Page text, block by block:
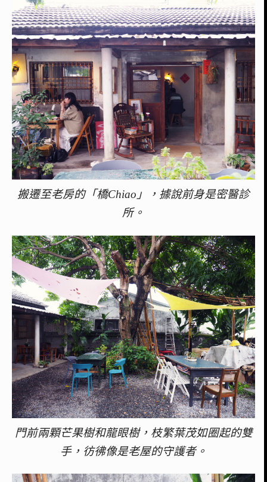
搬遷至老房的「橋Chiao」，據說前身是密醫診
所。
門前兩顆芒果樹和龍眼樹，枝繁葉茂如圈起的雙
手，彷彿像是老屋的守護者。